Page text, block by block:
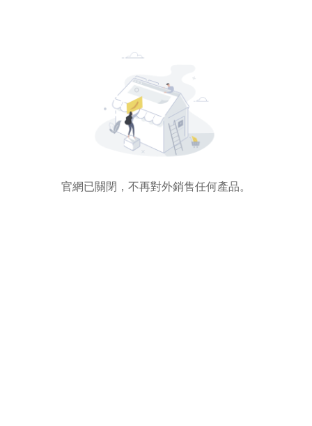
官網已關閉，不再對外銷售任何產品。